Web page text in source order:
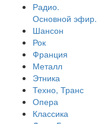
Радио.
Основной эфир.
Шансон
Рок
Франция
Металл
Этника
Техно, Транс
Опера
Классика